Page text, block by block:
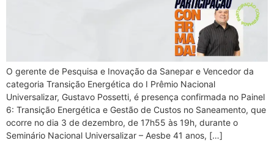
O gerente de Pesquisa e Inovação da Sanepar e Vencedor da
categoria Transição Energética do I Prêmio Nacional
Universalizar, Gustavo Possetti, é presença confirmada no Painel
6: Transição Energética e Gestão de Custos no Saneamento, que
ocorre no dia 3 de dezembro, de 17h55 às 19h, durante o
Seminário Nacional Universalizar – Aesbe 41 anos, […]